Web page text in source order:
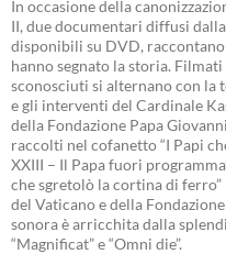
In occasione della
II, due documentari diffusi
disponibili su DVD,
hanno segnato la storia.
sconosciuti si alternano con la
e gli interventi del Cardinale
della Fondazione Papa
raccolti nel cofanetto “I Papi
XXIII – Il Papa fuori
che sgretolò la cortina di
del Vaticano e della
sonora è arricchita dalla
“Magnificat” e “Omni die”.